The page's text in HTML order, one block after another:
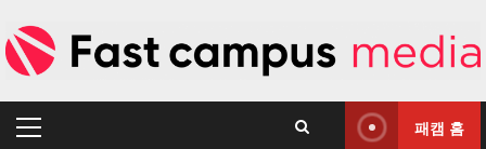
to
content
Primary
패캠 홈